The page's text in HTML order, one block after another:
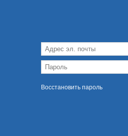
Восстановить пароль